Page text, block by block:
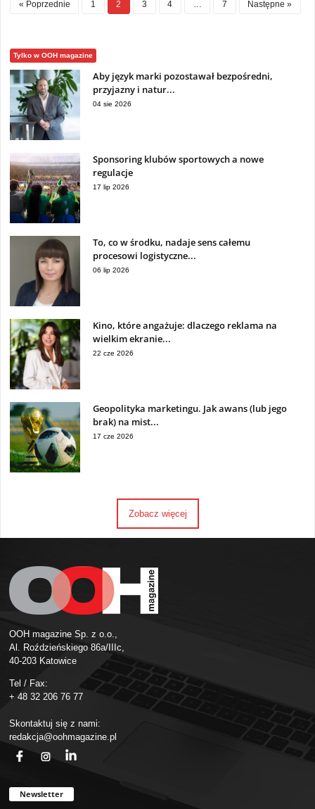
« Poprzednie 1 2 3 4 7 Następne »
Tylko w OOH magazine
Aby język marki pozostawał bezpośredni,
przyjazny i natur...
04 sie 2026
Sponsoring klubów sportowych a nowe
regulacje
17 lip 2026
To, co w środku, nadaje sens całemu
procesowi logistyczne...
06 lip 2026
Kino, które angażuje: dlaczego reklama na
wielkim ekranie...
22 cze 2026
Geopolityka marketingu. Jak awans (lub jego
brak) na mist...
17 cze 2026
Zobacz więcej
OOH magazine Sp. z o.o.,
Al. Roździeńskiego 86a/IIIc,
40-203 Katowice
Tel / Fax:
+ 48 32 206 76 77
Skontaktuj się z nami:
redakcja@oohmagazine.pl
Newsletter